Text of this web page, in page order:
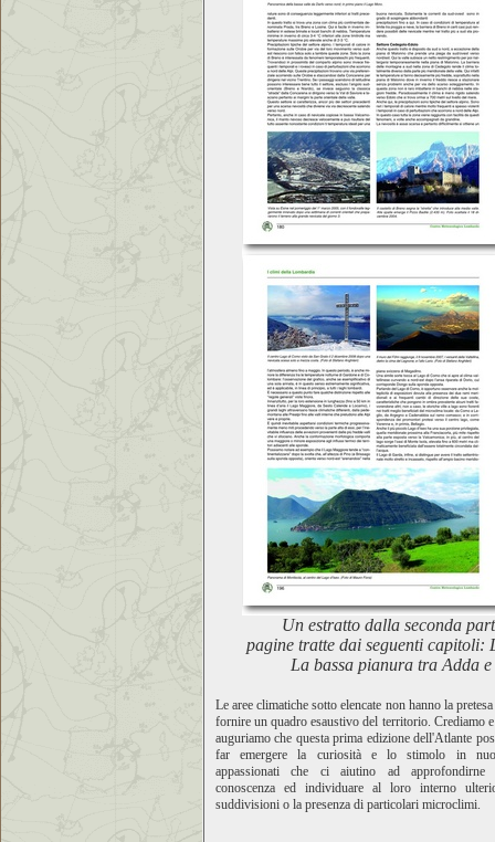
Un estratto dalla seconda
pagine tratte dai seguenti capitoli:
La bassa pianura tra Adda
Le aree climatiche sotto elencate non hanno la
fornire un quadro esaustivo del territorio. Crediamo
auguriamo che questa prima edizione dell'Atlante
far emergere la curiosità e lo stimolo in
appassionati che ci aiutino ad approfondirne
conoscenza ed individuare al loro interno
suddivisioni o la presenza di particolari microclimi.